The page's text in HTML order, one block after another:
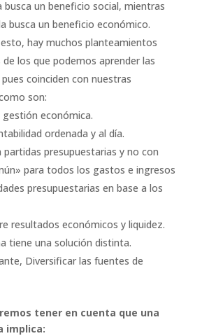
busca un beneficio social, mientras
busca un beneficio económico.
hay muchos planteamientos
de los que podemos aprender las
coinciden con nuestras
son:
económica.
ordenada y al día.
partidas presupuestarias y no con
para todos los gastos e ingresos
presupuestarias en base a los
resultados económicos y liquidez.
tiene una solución distinta.
Diversificar las fuentes de
tener en cuenta que una
implica: